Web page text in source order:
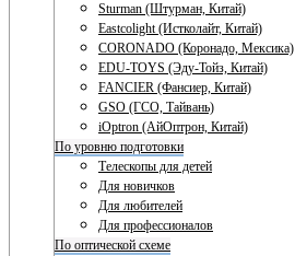
Sturman (Штурман, Китай)
Eastcolight (Истколайт, Китай)
CORONADO (Коронадо, Мексика)
EDU-TOYS (Эду-Тойз, Китай)
FANCIER (Фансиер, Китай)
GSO (ГСО, Тайвань)
iOptron (АйОптрон, Китай)
По уровню подготовки
Телескопы для детей
Для новичков
Для любителей
Для профессионалов
По оптической схеме